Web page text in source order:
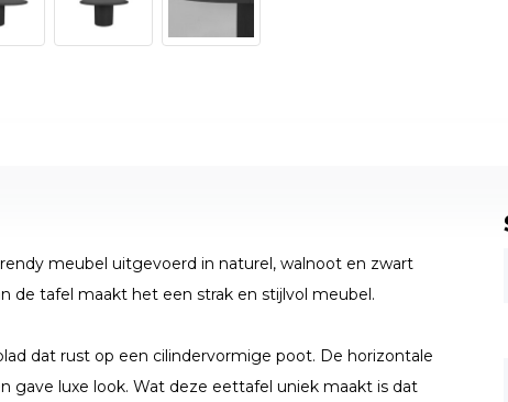
meubel uitgevoerd in naturel, walnoot en zwart
de tafel maakt het een strak en stijlvol meubel.
dat rust op een cilindervormige poot. De horizontale
gave luxe look. Wat deze eettafel uniek maakt is dat